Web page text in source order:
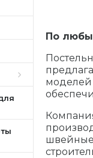
По
моделей
швейные